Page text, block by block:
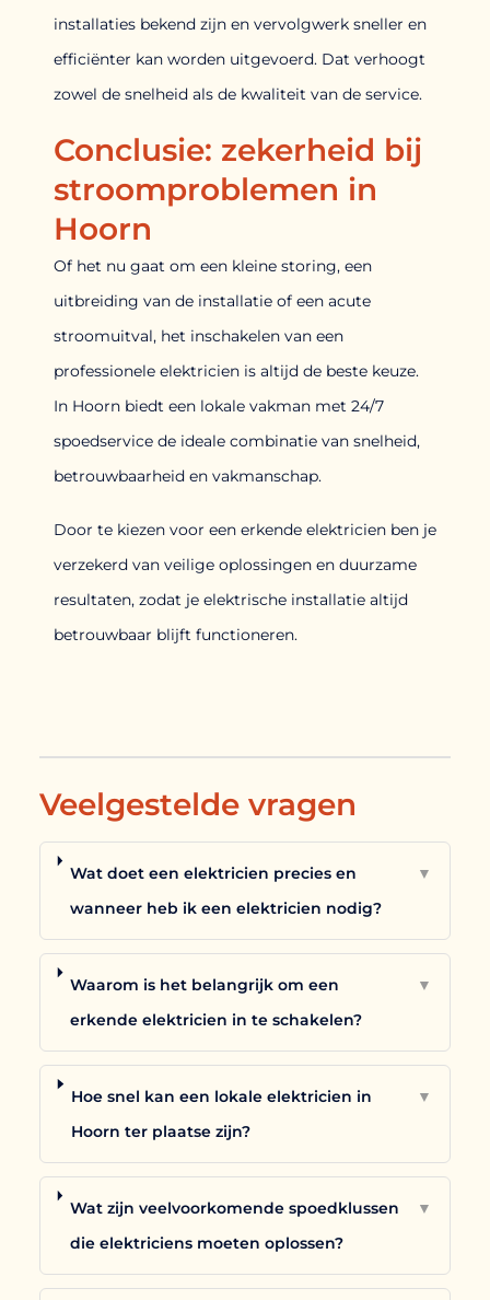
installaties bekend zijn en vervolgwerk sneller en
efficiënter kan worden uitgevoerd. Dat verhoogt
zowel de snelheid als de kwaliteit van de service.
Conclusie: zekerheid bij
stroomproblemen in
Hoorn
Of het nu gaat om een kleine storing, een
uitbreiding van de installatie of een acute
stroomuitval, het inschakelen van een
professionele elektricien is altijd de beste keuze.
In Hoorn biedt een lokale vakman met 24/7
spoedservice de ideale combinatie van snelheid,
betrouwbaarheid en vakmanschap.
Door te kiezen voor een erkende elektricien ben je
verzekerd van veilige oplossingen en duurzame
resultaten, zodat je elektrische installatie altijd
betrouwbaar blijft functioneren.
Veelgestelde vragen
Wat doet een elektricien precies en
wanneer heb ik een elektricien nodig?
▼
Waarom is het belangrijk om een
erkende elektricien in te schakelen?
▼
Hoe snel kan een lokale elektricien in
Hoorn ter plaatse zijn?
▼
Wat zijn veelvoorkomende spoedklussen
die elektriciens moeten oplossen?
▼